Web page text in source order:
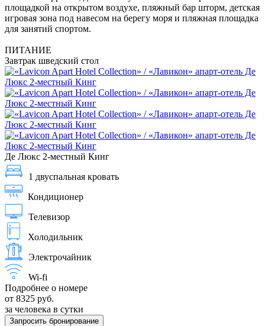
площадкой на открытом воздухе, пляжный бар шторм, детская
игровая зона под навесом на берегу моря и пляжная площадка
для занятий спортом.
ПИТАНИЕ
Завтрак шведский стол
Де Люкс 2-местный Кинг
1 двуспальная кровать
Кондиционер
Телевизор
Холодильник
Электрочайник
Wi-fi
Подробнее о номере
от 8325 руб.
за человека в сутки
Запросить бронирование